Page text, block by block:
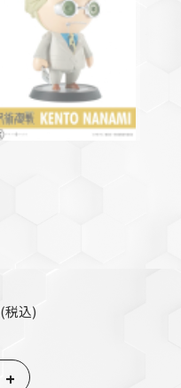
(税込)
+